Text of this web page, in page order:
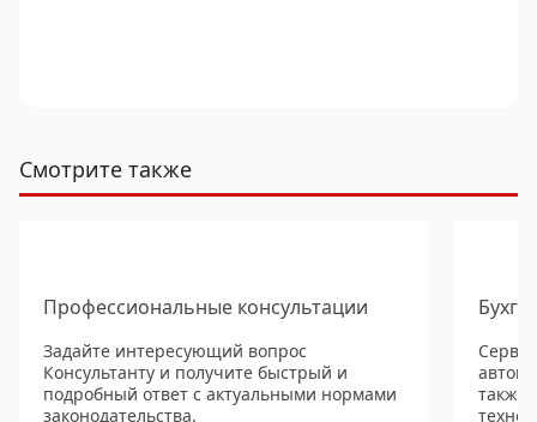
Смотрите также
Профессиональные консультации
Задайте интересующий вопрос
Консультанту и получите быстрый и
подробный ответ с актуальными нормами
законодательства.
также